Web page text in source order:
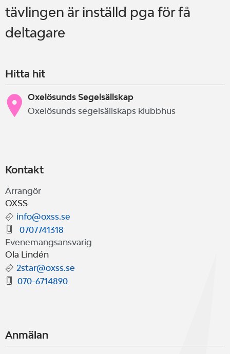
tävlingen är inställd pga för få
deltagare
Hitta hit
Oxelösunds Segelsällskap
Oxelösunds segelsällskaps klubbhus
Kontakt
Arrangör
OXSS
info@oxss.se
0707741318
Evenemangsansvarig
Ola Lindén
2star@oxss.se
070-6714890
Anmälan